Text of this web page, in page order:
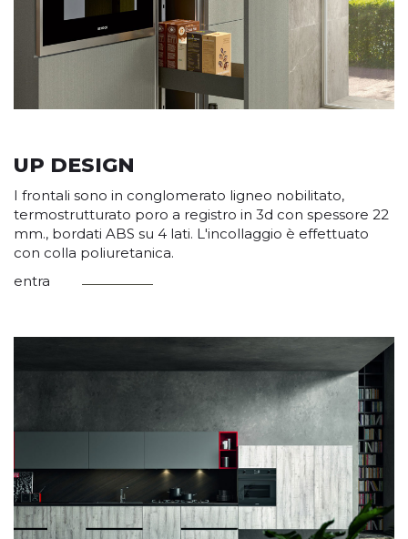
UP DESIGN
I frontali sono in conglomerato ligneo nobilitato,
termostrutturato poro a registro in 3d con spessore 22
mm., bordati ABS su 4 lati. L'incollaggio è effettuato
con colla poliuretanica.
entra